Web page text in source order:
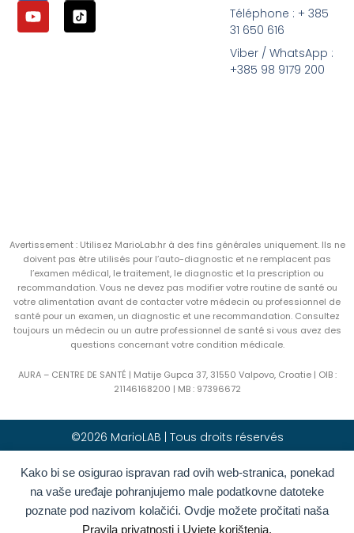
Kako bi se osigurao ispravan rad ovih web-stranica, ponekad
na vaše uređaje pohranjujemo male podatkovne datoteke
poznate pod nazivom kolačići. Ovdje možete pročitati naša
Pravila privatnosti i Uvjete korištenja.
Téléphone : + 385
31 650 616
Viber / WhatsApp :
+385 98 9179 200
Avertissement : Utilisez MarioLab.hr à des fins générales uniquement. Ils ne
doivent pas être utilisés pour l’auto-diagnostic et ne remplacent pas
l’examen médical, le traitement, le diagnostic et la prescription ou
recommandation. Vous ne devez pas modifier votre routine de santé ou
votre alimentation avant de contacter votre médecin ou professionnel de
santé pour un examen, un diagnostic et une recommandation. Consultez
toujours un médecin ou un autre professionnel de santé si vous avez des
questions concernant votre condition médicale.
AURA – CENTRE DE SANTÉ | Matije Gupca 37, 31550 Valpovo, Croatie | OIB :
21146168200 | MB : 97396672
©2026 MarioLAB | Tous droits réservés
Hrvatski( Croate) English(Anglais)
Deutsch (Allemand) Polski(Polonais)
Română (Roumain) Italiano (Italien)